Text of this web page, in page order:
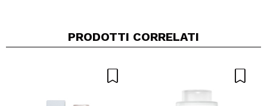
PRODOTTI CORRELATI